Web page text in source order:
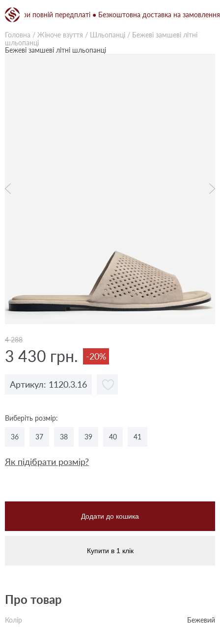
повній передплаті ● Безкоштовна доставка на замовлення
Головна / Жіноче взуття / Шльопанці / Бежевi замшеві літні
шльопанці
Бежевi замшеві літні шльопанці
4 288
3 430 грн. -20%
Артикул: 1120.3.16
Виберіть розмір:
36 37 38 39 40 41
Як підібрати розмір?
Додати до кошика
Купити в 1 клік
Про товар
Колір
Бежевий